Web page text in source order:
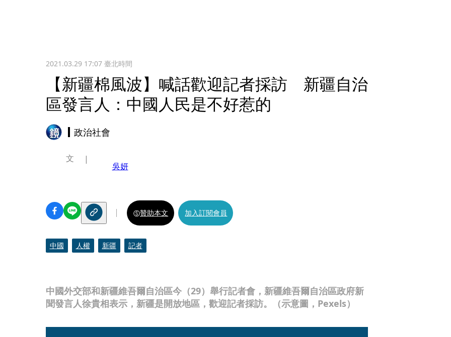
2021.03.29 17:07臺北時間
【新疆棉風波】喊話歡迎記者採訪 新疆自治
區發言人：中國人民是不好惹的
政治社會
中國外交部和新疆維吾爾自治區今（29）舉行記者會，新疆維吾爾自治區政府新
聞發言人徐貴相表示，新疆是開放地區，歡迎記者採訪。（示意圖，Pexels）
文
吳妍
贊助本文 加入訂閱會員
中國 人權 新疆 記者